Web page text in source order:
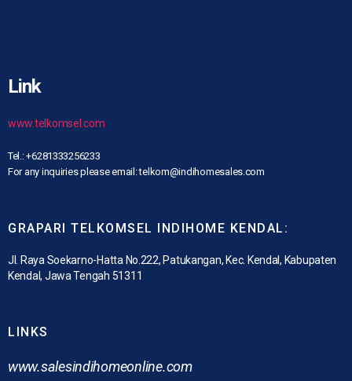
Link
www.telkomsel.com
Tel.: +6281333256233
For any inquiries please email: telkom@indihomesales.com
GRAPARI TELKOMSEL INDIHOME KENDAL:
Jl. Raya Soekarno-Hatta No.222, Patukangan, Kec. Kendal, Kabupaten
Kendal, Jawa Tengah 51311
LINKS
www.salesindihomeonline.com